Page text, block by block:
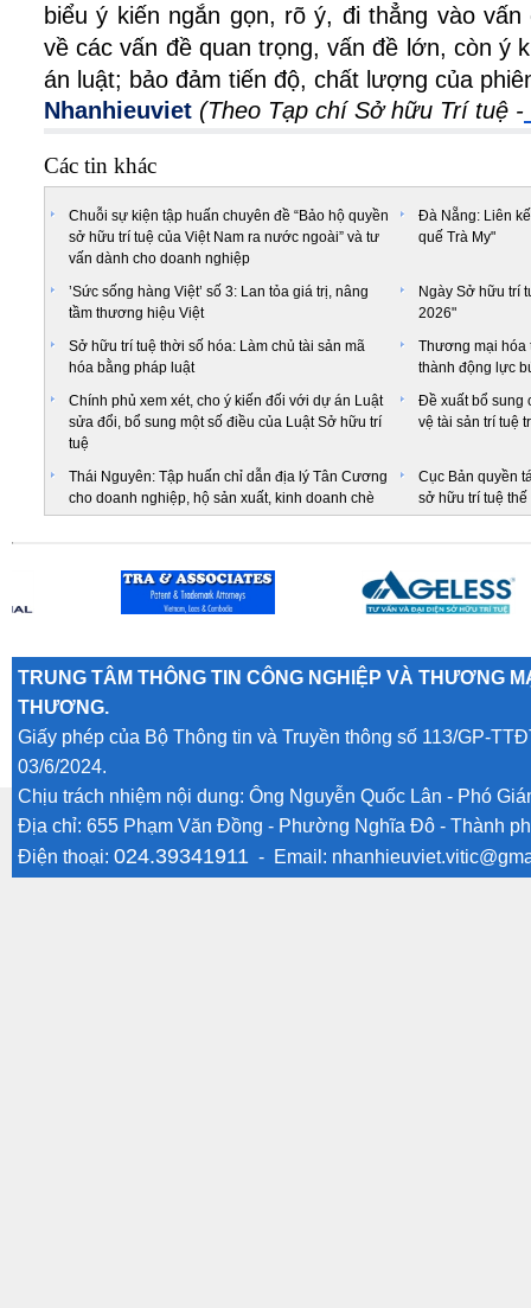
biểu ý kiến ngắn gọn, rõ ý, đi thẳng vào
về các vấn đề quan trọng, vấn đề lớn, còn ý
án luật; bảo đảm tiến độ, chất lượng của
Nhanhieuviet (Theo Tạp chí Sở hữu Trí tuệ -
Các tin khác
Chuỗi sự kiện tập huấn chuyên đề “Bảo hộ quyền
sở hữu trí tuệ của Việt Nam ra nước ngoài” và tư
vấn dành cho doanh nghiệp
Đà Nẵng: Liên
quế Trà My"
’Sức sống hàng Việt’ số 3: Lan tỏa giá trị, nâng
tầm thương hiệu Việt
Ngày Sở hữu trí
2026"
Sở hữu trí tuệ thời số hóa: Làm chủ tài sản mã
hóa bằng pháp luật
Thương mại hóa
thành động lực
Chính phủ xem xét, cho ý kiến đối với dự án Luật
sửa đổi, bổ sung một số điều của Luật Sở hữu trí
tuệ
Đề xuất bổ sung
vệ tài sản trí tuệ
Thái Nguyên: Tập huấn chỉ dẫn địa lý Tân Cương
cho doanh nghiệp, hộ sản xuất, kinh doanh chè
Cục Bản quyền
sở hữu trí tuệ
TRUNG TÂM THÔNG TIN CÔNG NGHIỆP VÀ THƯƠNG
THƯƠNG.
Giấy phép của Bộ Thông tin và Truyền thông số 113/GP-
03/6/2024.
Chịu trách nhiệm nội dung: Ông Nguyễn Quốc Lân - Phó
Địa chỉ: 655 Phạm Văn Đồng - Phường Nghĩa Đô - Thành
Điện thoại: 024.39341911 - Email: